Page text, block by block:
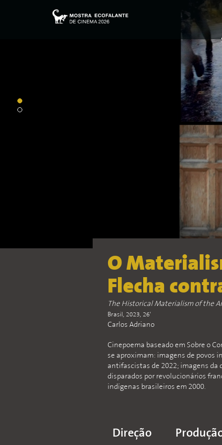
O
Flecha
The Historical Materialism of the
Brasil, 2023, 26'
Carlos Adriano
Cinepoema baseado em Sobre o
se aproximam: imagens de povos
antifascistas de 2022; imagens da
disparados por revolucionários
indígenas brasileiros em 2000.
Direção